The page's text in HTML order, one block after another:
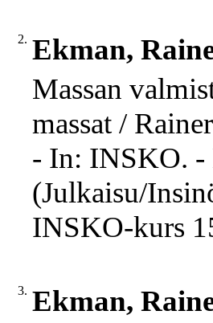
2. Ekman,
Massan
massat /
- In: INSKO. -
(Julkaisu/
INSKO-kurs
3. Ekman,